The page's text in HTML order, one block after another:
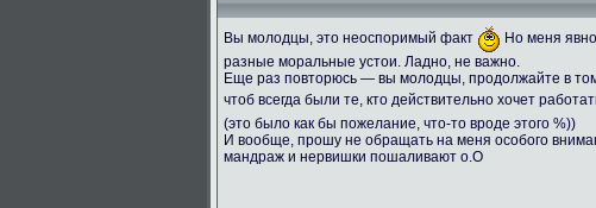
Вы молодцы, это неоспоримый факт
Но меня
разные моральные устои. Ладно, не важно.
Еще раз повторюсь — вы молодцы, продолжайте в
чтоб всегда были те, кто действительно хочет
(это было как бы пожелание, что-то вроде этого %))
И вообще, прошу не обращать на меня особого
мандраж и нервишки пошаливают о.О